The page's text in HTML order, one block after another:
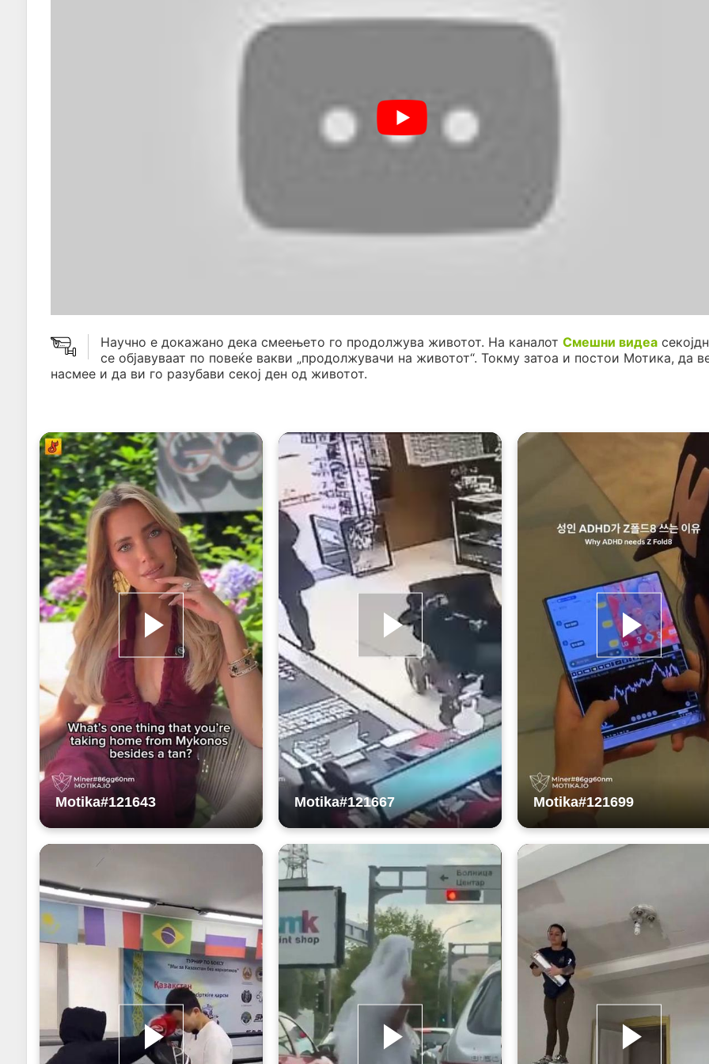
Научно е докажано дека смеењето го продолжува животот. На каналот Смешни видеа
се објавуваат по повеќе вакви „продолжувачи на животот“. Токму затоа и постои Мотика, да
насмее и да ви го разубави секој ден од животот.